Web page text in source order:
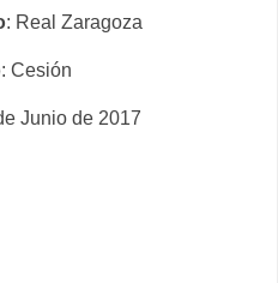
: Real Zaragoza
: Cesión
Junio de 2017